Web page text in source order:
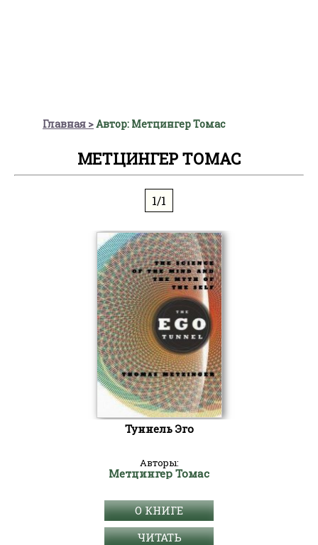
Главная Автор: Метцингер Томас
МЕТЦИНГЕР ТОМАС
1/1
Туннель Эго
Авторы:
Метцингер Томас
О КНИГЕ
ЧИТАТЬ